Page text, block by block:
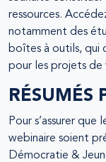
ressources.
notamment des
boîtes à outils, qui
pour les projets de
RÉSUMÉS
Pour s’assurer que
webinaire soient
Démocratie &